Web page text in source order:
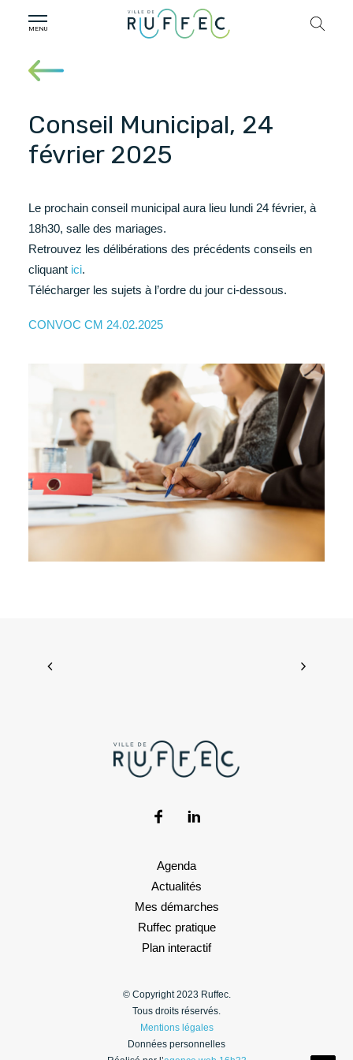
Conseil Municipal, 24
février 2025
Le prochain conseil municipal aura lieu lundi 24 février, à
18h30, salle des mariages.
Retrouvez les délibérations des précédents conseils en
cliquant ici.
Télécharger les sujets à l’ordre du jour ci-dessous.
CONVOC CM 24.02.2025
Agenda
Actualités
Mes démarches
Ruffec pratique
Plan interactif
© Copyright 2023 Ruffec.
Tous droits réservés.
Mentions légales
Données personnelles